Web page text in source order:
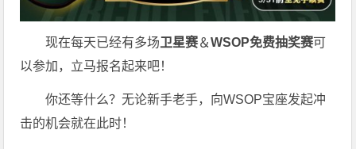
现在每天已经有多场卫星赛＆WSOP免费抽奖赛可
以参加，立马报名起来吧！
你还等什么？无论新手老手，向WSOP宝座发起冲
击的机会就在此时！